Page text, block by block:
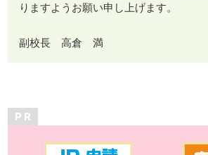
りますようお願い申し上げます。
副校長 高倉 満
P R